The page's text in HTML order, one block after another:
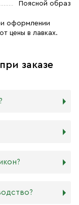
Поясной образ
оформлении
цены в лавках.
заказе
видах досок:
плита —
выбрать
размера
него.